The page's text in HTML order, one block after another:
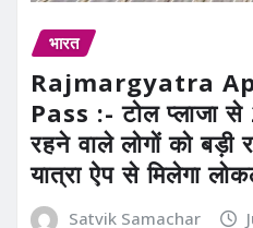
भारत
Rajmargyatra
Pass :- टोल प्लाजा से
रहने वाले लोगों को बड़ी
यात्रा ऐप से मिलेगा
Satvik Samachar